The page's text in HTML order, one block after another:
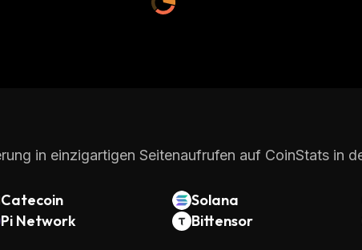
in einzigartigen Seitenaufrufen auf CoinStats in
Catecoin Solana
Pi Network Bittensor